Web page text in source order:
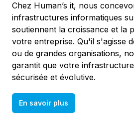
Chez Human’s it, nous
infrastructures informatiques
soutiennent la croissance et la
votre entreprise. Qu'il s'agisse
ou de grandes organisations,
garantit que votre
sécurisée et évolutive.
En savoir plus